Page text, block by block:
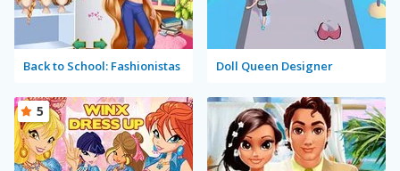
Back to School: Fashionistas Doll Queen Designer
5